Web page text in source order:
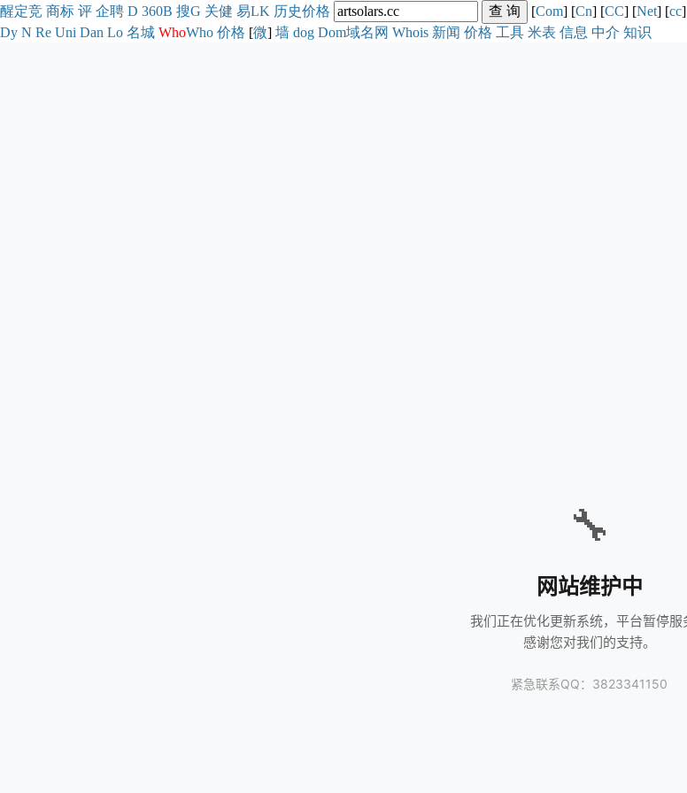
醒定竞 商标 评 企聘 D 360B 搜G 关健 易LK 历史价格 [Com] [Cn] [CC] [Net] [cc]
Dy N Re Uni Dan Lo 名城 WhoWho 价格 [微] 墙 dog Dom域名网 Whois 新闻 价格 工具 米表 信息 中介 知识